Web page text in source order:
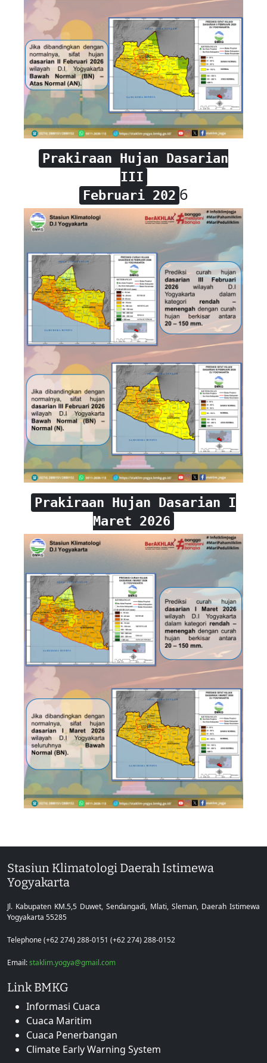
Prakiraan Hujan Dasarian
III
Februari 202 6
Prakiraan Hujan Dasarian I
Maret 2026
Stasiun Klimatologi Daerah Istimewa
Yogyakarta
Jl. Kabupaten KM.5,5 Duwet, Sendangadi, Mlati, Sleman, Daerah Istimewa
Yogyakarta 55285
Telephone (+62 274) 288-0151 (+62 274) 288-0152
Email:staklim.yogya@gmail.com
Link BMKG
Informasi Cuaca
Cuaca Maritim
Cuaca Penerbangan
Climate Early Warning System